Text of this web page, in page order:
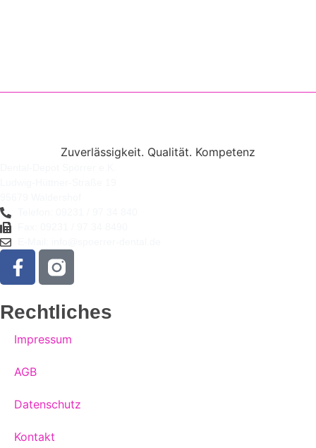
Zuverlässigkeit. Qualität. Kompetenz
Rechtliches
Impressum
AGB
Datenschutz
Kontakt